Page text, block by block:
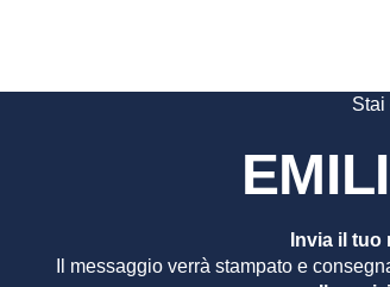
Stai
Invia il
Il messaggio verrà stampato e